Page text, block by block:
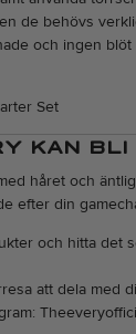
de behövs
och ingen blöt
Set
KAN BLI
håret och
efter din
och hitta det
att dela med